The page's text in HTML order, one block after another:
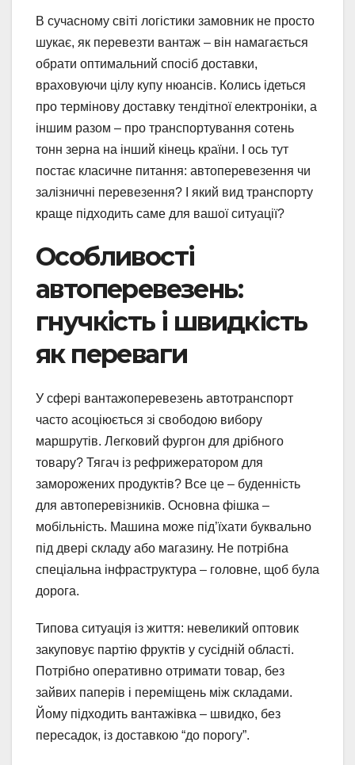
В сучасному світі логістики замовник не просто
шукає, як перевезти вантаж – він намагається
обрати оптимальний спосіб доставки,
враховуючи цілу купу нюансів. Колись ідеться
про термінову доставку тендітної електроніки, а
іншим разом – про транспортування сотень
тонн зерна на інший кінець країни. І ось тут
постає класичне питання: автоперевезення чи
залізничні перевезення? І який вид транспорту
краще підходить саме для вашої ситуації?
Особливості
автоперевезень:
гнучкість і швидкість
як переваги
У сфері вантажоперевезень автотранспорт
часто асоціюється зі свободою вибору
маршрутів. Легковий фургон для дрібного
товару? Тягач із рефрижератором для
заморожених продуктів? Все це – буденність
для автоперевізників. Основна фішка –
мобільність. Машина може під’їхати буквально
під двері складу або магазину. Не потрібна
спеціальна інфраструктура – головне, щоб була
дорога.
Типова ситуація із життя: невеликий оптовик
закуповує партію фруктів у сусідній області.
Потрібно оперативно отримати товар, без
зайвих паперів і переміщень між складами.
Йому підходить вантажівка – швидко, без
пересадок, із доставкою “до порогу”.